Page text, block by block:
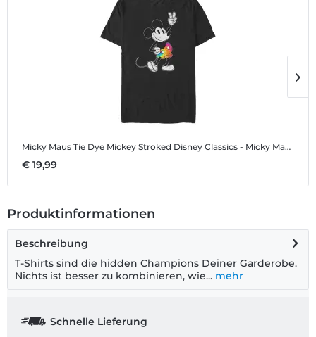
Micky Maus Tie Dye Mickey Stroked Disney Classics - Micky Maus - Micky Maus Tie Dye Mickey Stroked - Männer T-Shirt
€ 19,99
Produktinformationen
Beschreibung
T-Shirts sind die hidden Champions Deiner Garderobe.
Nichts ist besser zu kombinieren, wie... mehr
Schnelle Lieferung